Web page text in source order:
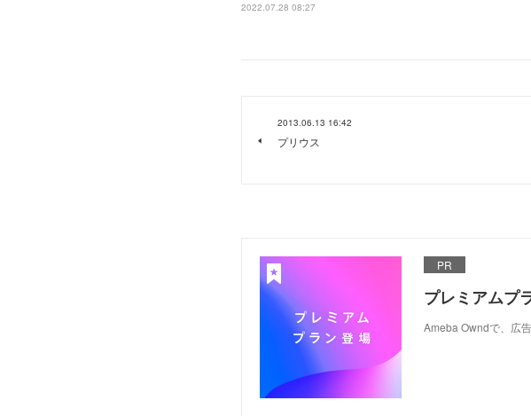
2022.07.28 08:27
2013.06.13 16:42
プリウス
PR
プレミアムプ
Ameba Owndで、広